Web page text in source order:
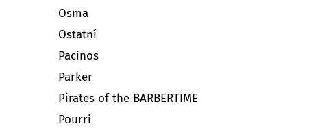
Osma
Ostatní
Pacinos
Parker
Pirates of the BARBERTIME
Pourri